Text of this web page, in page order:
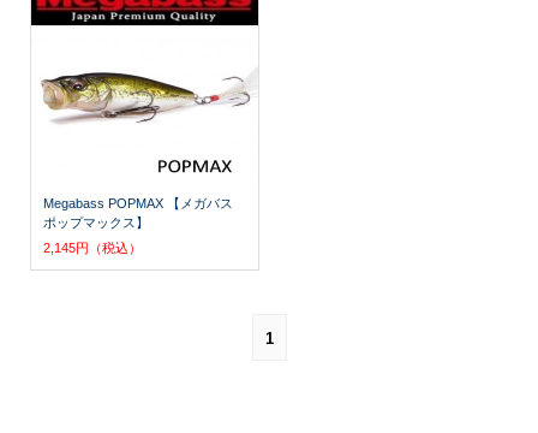
Megabass POPMAX 【メガバス
ポップマックス】
2,145円（税込）
1